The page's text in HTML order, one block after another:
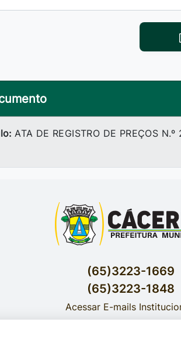
ATA DE REGISTRO DE PREÇOS
(65)3223-1669
(65)3223-1848
Acessar E-mails